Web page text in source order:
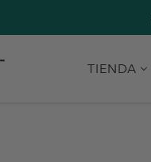
TIENDA